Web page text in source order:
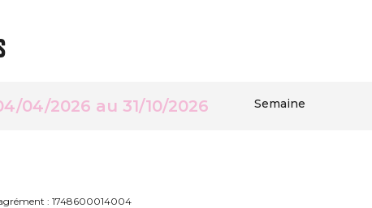
04/2026 au 31/10/2026 Semaine
: 1748600014004